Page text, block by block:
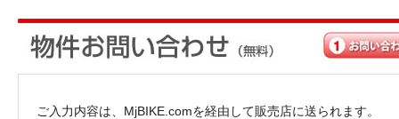
ご入力内容は、MjBIKE.comを経由して販売店に送られます。